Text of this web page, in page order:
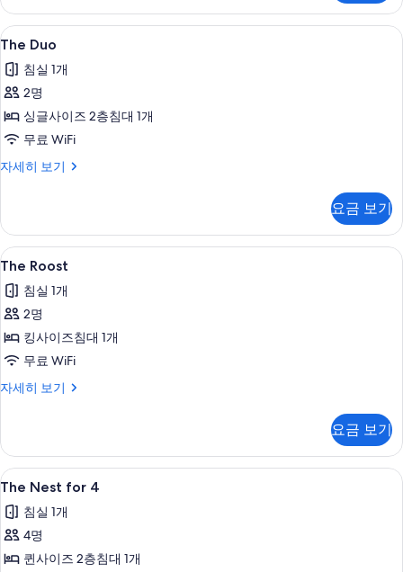
히
보
기
The
Duo
사
진
모
두
보
7
The Duo
침실 1개
2명
싱글사이즈 2층침대 1개
무료 WiFi
자세히 보기
The
히
보
기
요금 보기
The
Roost
사
진
모
두
보
10
The Roost
침실 1개
2명
킹사이즈침대 1개
무료 WiFi
자세히 보기
The
히
보
기
요금 보기
The
Nest
for
4
사
6
The Nest for 4
침실 1개
4명
퀸사이즈 2층침대 1개